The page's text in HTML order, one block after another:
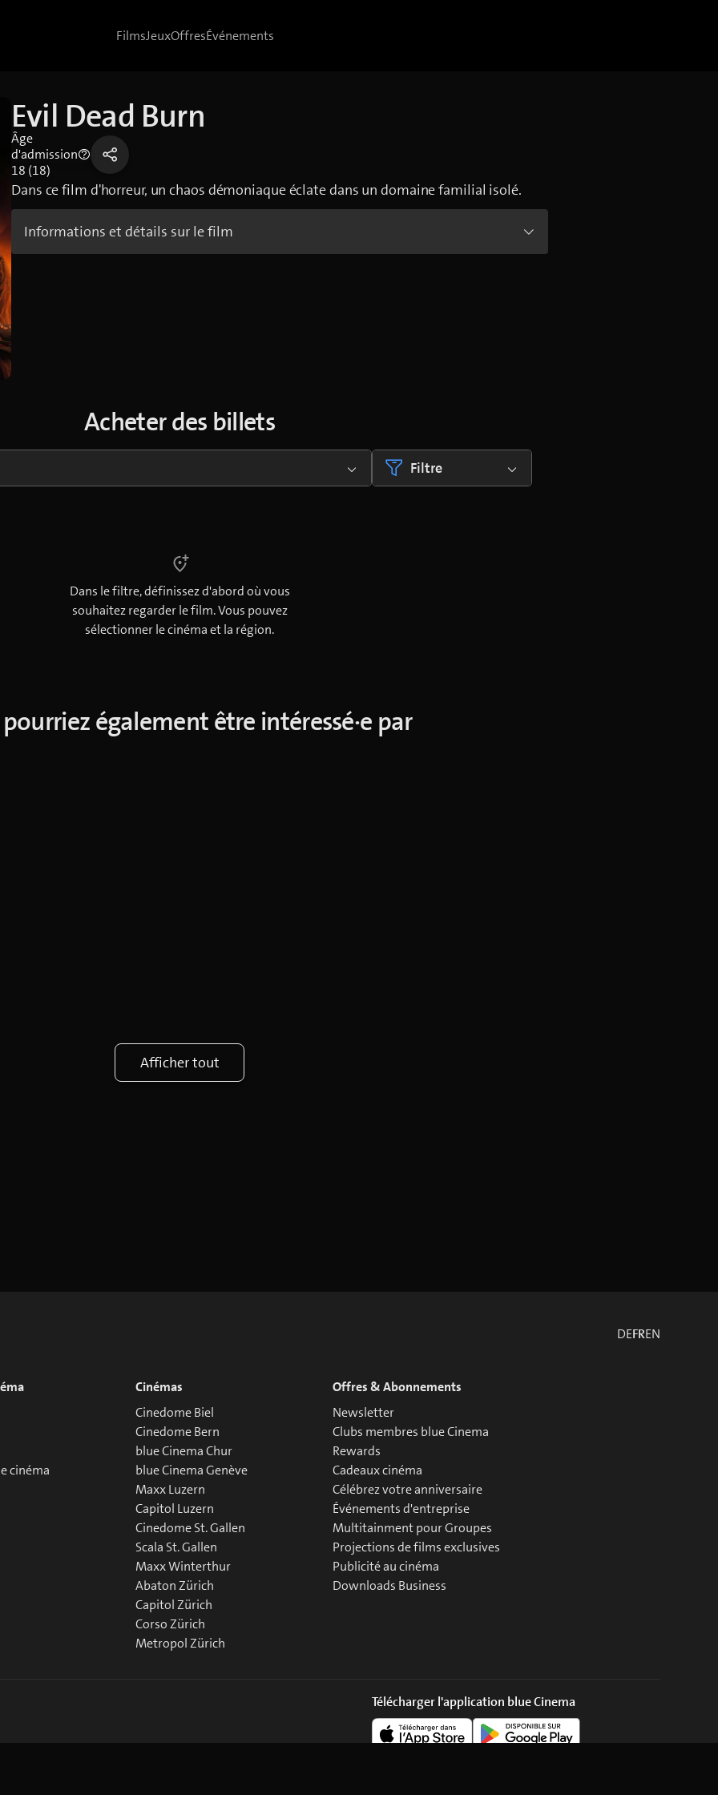
FilmsJeuxOffresÉvénements
Evil Dead Burn
Âge
d'admission
18 (18)
Dans ce film d'horreur, un chaos démoniaque éclate dans un domaine familial isolé.
Informations et détails sur le film
Acheter des billets
Filtre
Dans le filtre, définissez d'abord où vous
souhaitez regarder le film. Vous pouvez
sélectionner le cinéma et la région.
également être intéressé·e par
Afficher tout
DEFREN
cinéma
Cinémas
Cinedome Biel
Cinedome Bern
blue Cinema Chur
blue Cinema Genève
Maxx Luzern
Capitol Luzern
Cinedome St. Gallen
Scala St. Gallen
Maxx Winterthur
Abaton Zürich
Capitol Zürich
Corso Zürich
Metropol Zürich
Offres & Abonnements
Newsletter
Clubs membres blue Cinema
Rewards
Cadeaux cinéma
Célébrez votre anniversaire
Événements d'entreprise
Multitainment pour Groupes
Projections de films exclusives
Publicité au cinéma
Downloads Business
Télécharger l'application blue Cinema